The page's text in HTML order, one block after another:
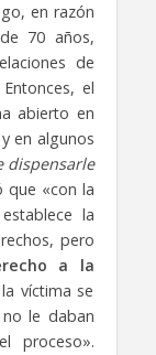
en razón
70 años,
de
el
abierto en
en algunos
dispensarle
que «con la
la
pero
a la
víctima se
le daban
proceso».